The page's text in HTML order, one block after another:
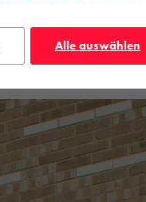
Alle auswählen